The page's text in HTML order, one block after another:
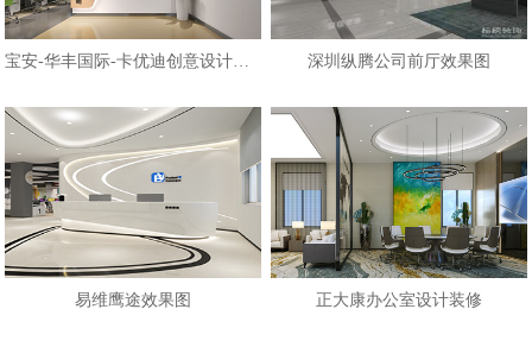
宝安-华丰国际-卡优迪创意设计公司 深圳纵腾公司前厅效果图
易维鹰途效果图 正大康办公室设计装修